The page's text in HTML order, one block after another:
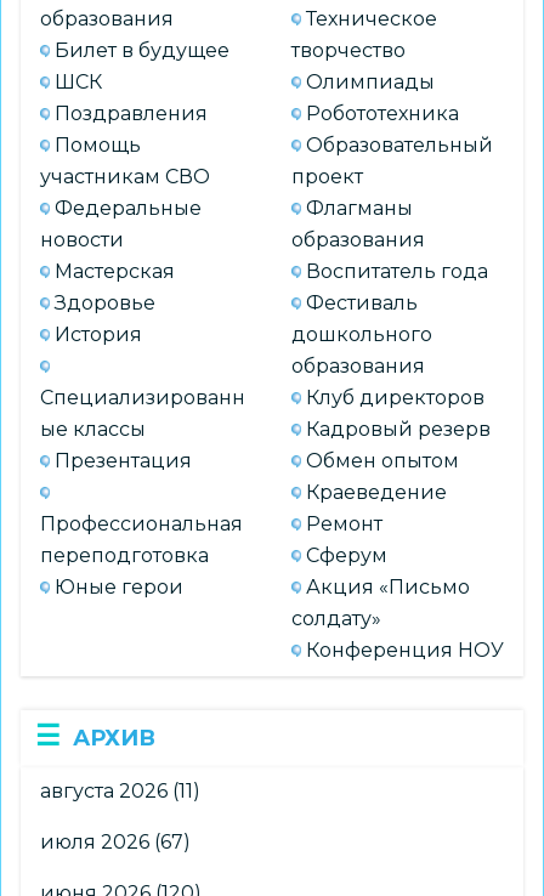
образования
Билет в будущее
ШСК
Поздравления
Помощь
участникам СВО
Федеральные
новости
Мастерская
Здоровье
История
Специализированн
ые классы
Презентация
Профессиональная
переподготовка
Юные герои
Техническое
творчество
Олимпиады
Робототехника
Образовательный
проект
Флагманы
образования
Воспитатель года
Фестиваль
дошкольного
образования
Клуб директоров
Кадровый резерв
Обмен опытом
Краеведение
Ремонт
Сферум
Акция «Письмо
солдату»
Конференция НОУ
АРХИВ
августа 2026 (11)
июля 2026 (67)